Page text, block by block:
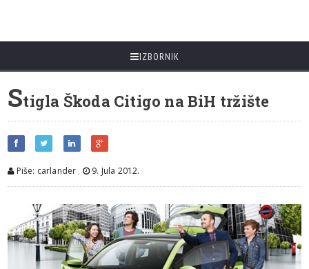
IZBORNIK
Stigla Škoda Citigo na BiH tržište
Piše: carlander , 9. Jula 2012.